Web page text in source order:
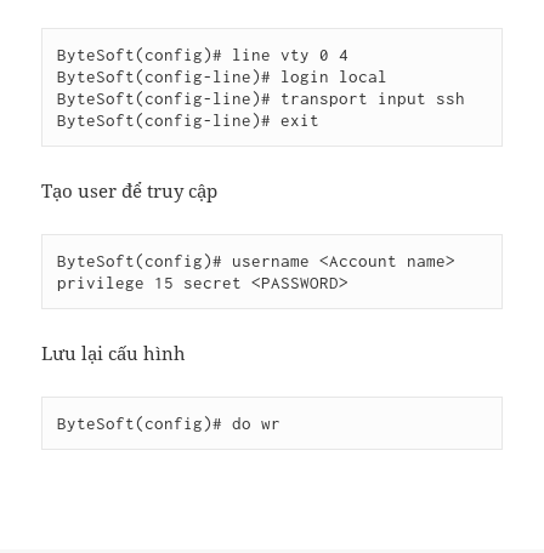
ByteSoft(config)# line vty 0 4
ByteSoft(config-line)# login local
ByteSoft(config-line)# transport input ssh
ByteSoft(config-line)# exit
Tạo user để truy cập
ByteSoft(config)# username <Account name>
privilege 15 secret <PASSWORD>
Lưu lại cấu hình
ByteSoft(config)# do wr